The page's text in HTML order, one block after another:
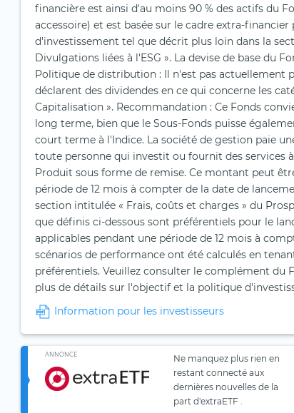
financière est ainsi d'au moins 90 % des actifs du
accessoire) et est basée sur le cadre extra-
d'investissement tel que décrit plus loin dans la
Divulgations liées à l'ESG ». La devise de base du
Politique de distribution : Il n'est pas actuellement
déclarent des dividendes en ce qui concerne les
Capitalisation ». Recommandation : Ce Fonds
long terme, bien que le Sous-Fonds puisse
court terme à l'Indice. La société de gestion paie
toute personne qui investit ou fournit des services
Produit sous forme de remise. Ce montant peut
période de 12 mois à compter de la date de
section intitulée « Frais, coûts et charges » du
que définis ci-dessous sont préférentiels pour le
applicables pendant une période de 12 mois à
scénarios de performance ont été calculés en
préférentiels. Veuillez consulter le complément du
plus de détails sur l'objectif et la politique
Information pour les investisseurs
ANNONCE
Ne manquez plus rien en
restant connecté aux
dernières nouvelles de la
part d'extraETF .